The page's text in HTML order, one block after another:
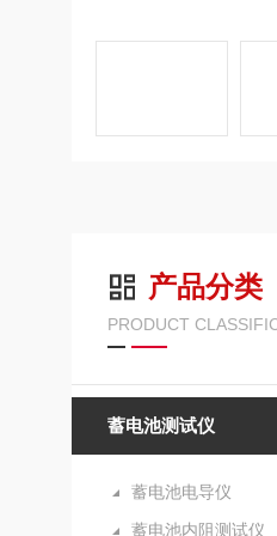
产品分类
PRODUCT
蓄电池测试仪
蓄电池电导仪
蓄电池内阻测试仪